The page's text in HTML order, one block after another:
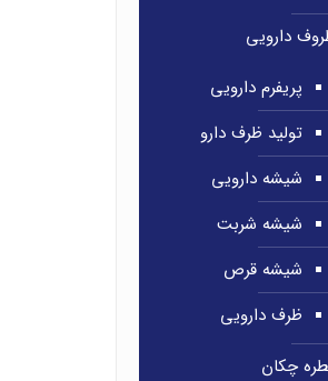
دارویی
پریفرم دارویی
تولید ظرف دارو
شیشه دارویی
شیشه شربت
شیشه قرص
ظرف دارویی
چکان